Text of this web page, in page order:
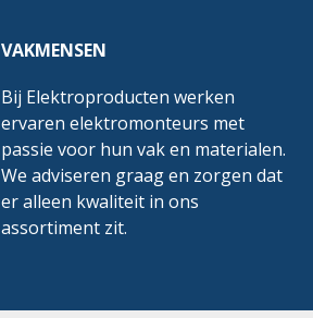
VAKMENSEN
Bij Elektroproducten werken
ervaren elektromonteurs met
passie voor hun vak en materialen.
We adviseren graag en zorgen dat
er alleen kwaliteit in ons
assortiment zit.